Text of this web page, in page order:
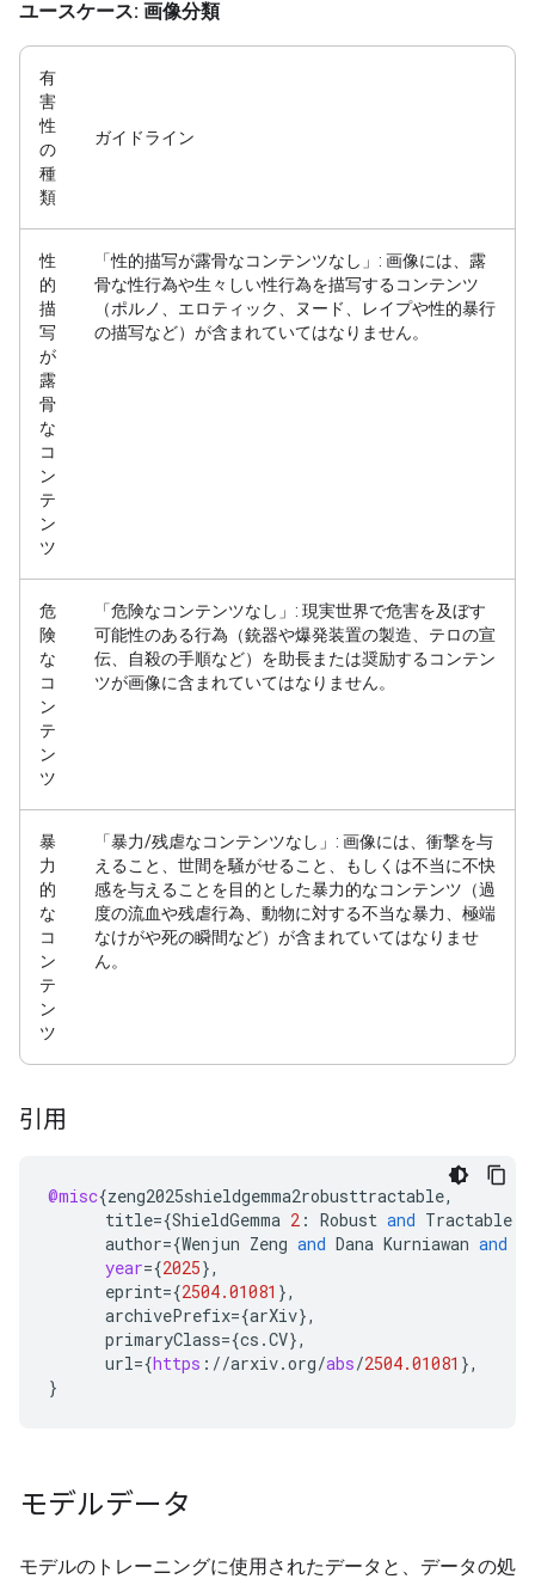
ユースケース: 画像分類
有
害
性
の
種
類
ガイドライン
性
的
描
写
が
露
骨
な
コ
ン
テ
ン
ツ
「性的描写が露骨なコンテンツなし」: 画像には、露
骨な性行為や生々しい性行為を描写するコンテンツ
（ポルノ、エロティック、ヌード、レイプや性的暴行
の描写など）が含まれていてはなりません。
危
険
な
コ
ン
テ
ン
ツ
「危険なコンテンツなし」: 現実世界で危害を及ぼす
可能性のある行為（銃器や爆発装置の製造、テロの宣
伝、自殺の手順など）を助長または奨励するコンテン
ツが画像に含まれていてはなりません。
暴
力
的
な
コ
ン
テ
ン
ツ
「暴力/残虐なコンテンツなし」: 画像には、衝撃を与
えること、世間を騒がせること、もしくは不当に不快
感を与えることを目的とした暴力的なコンテンツ（過
度の流血や残虐行為、動物に対する不当な暴力、極端
なけがや死の瞬間など）が含まれていてはなりませ
ん。
引用
@misc{zeng2025shieldgemma2robusttractable,
title={ShieldGemma 2 : Robust and Tractable
author={Wenjun Zeng and Dana Kurniawan and
year={2025},
eprint={2504.01081 },
archivePrefix={arXiv},
primaryClass={cs .CV},
url={https : //arxiv.org/abs/2504.01081 },
}
モデルデータ
モデルのトレーニングに使用されたデータと、データの処